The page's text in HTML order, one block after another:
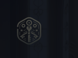
obsah